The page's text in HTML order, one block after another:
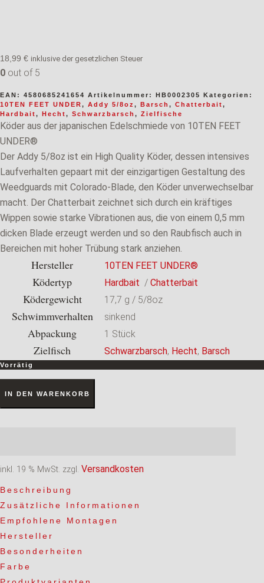
18,99 € inklusive der gesetzlichen Steuer
0 out of 5
EAN: 4580685241654 Artikelnummer: HB0002305 Kategorien:
10TEN FEET UNDER, Addy 5/8oz , Barsch , Chatterbait,
Hardbait, Hecht, Schwarzbarsch , Zielfische
Köder aus der japanischen Edelschmiede von 10TEN FEET
UNDER®
Der Addy 5/8oz ist ein High Quality Köder, dessen intensives
Laufverhalten gepaart mit der einzigartigen Gestaltung des
Weedguards mit Colorado-Blade, den Köder unverwechselbar
macht. Der Chatterbait zeichnet sich durch ein kräftiges
Wippen sowie starke Vibrationen aus, die von einem 0,5 mm
dicken Blade erzeugt werden und so den Raubfisch auch in
Bereichen mit hoher Trübung stark anziehen.
Hersteller 10TEN FEET UNDER®
Ködertyp Hardbait / Chatterbait
Ködergewicht 17,7 g / 5/8oz
Schwimmverhalten sinkend
Abpackung 1 Stück
Zielfisch Schwarzbarsch, Hecht, Barsch
Vorrätig
IN DEN WARENKORB
inkl. 19 % MwSt. zzgl. Versandkosten
Beschreibung
Zusätzliche Informationen
Empfohlene Montagen
Hersteller
Besonderheiten
Farbe